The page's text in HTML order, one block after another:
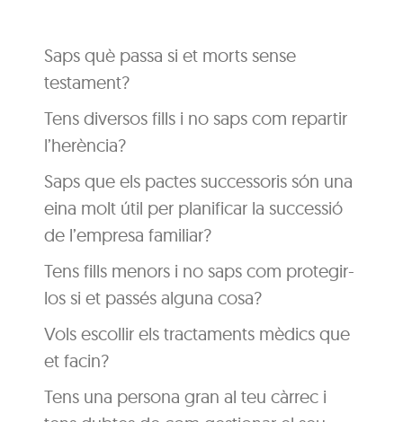
Saps què passa si et morts sense
testament?
Tens diversos fills i no saps com repartir
l’herència?
Saps que els pactes successoris són una
eina molt útil per planificar la successió
de l’empresa familiar?
Tens fills menors i no saps com protegir-
los si et passés alguna cosa?
Vols escollir els tractaments mèdics que
et facin?
Tens una persona gran al teu càrrec i